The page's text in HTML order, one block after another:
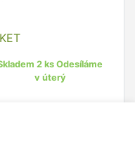
2 ks Odesíláme
v úterý